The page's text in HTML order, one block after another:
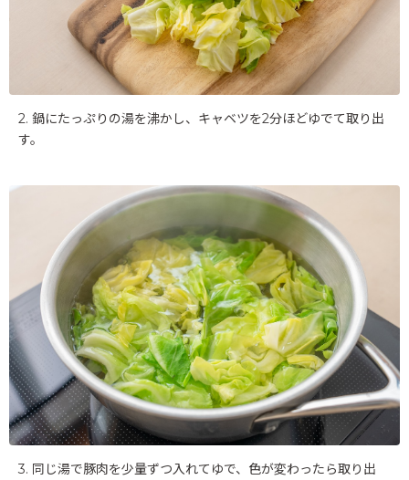
2. 鍋にたっぷりの湯を沸かし、キャベツを2分ほどゆでて取り出
す。
3. 同じ湯で豚肉を少量ずつ入れてゆで、色が変わったら取り出